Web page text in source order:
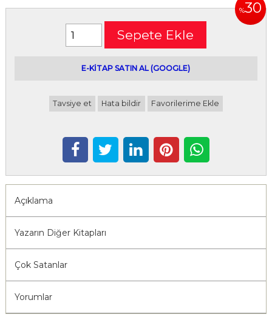
%30
Sepete Ekle
E-KİTAP SATIN AL (GOOGLE)
Tavsiye et Hata bildir Favorilerime Ekle
Açıklama
Yazarın Diğer Kitapları
Çok Satanlar
Yorumlar